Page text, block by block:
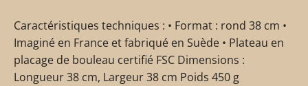
Caractéristiques techniques : • Format : rond 38 cm •
Imaginé en France et fabriqué en Suède • Plateau en
placage de bouleau certifié FSC Dimensions :
Longueur 38 cm, Largeur 38 cm Poids 450 g